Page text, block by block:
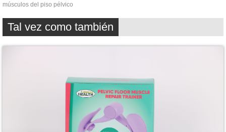
músculos del piso pélvico
Tal vez como también